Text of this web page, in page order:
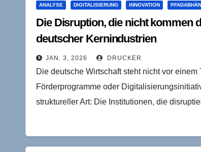
ANALYSE DIGITALISIERUNG INNOVATION
Die Disruption, die nicht kommen
deutscher Kernindustrien
JAN. 3, 2026 DRUCKER
Die deutsche Wirtschaft steht nicht vor
Förderprogramme oder
struktureller Art: Die Institutionen, die